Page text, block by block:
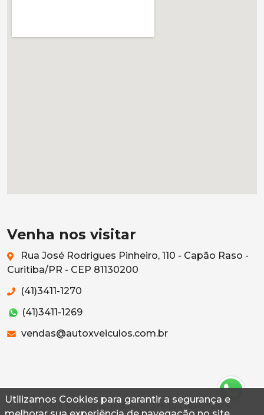
Utilizamos Cookies para garantir a segurança e
Venha nos visitar
Rua José Rodrigues Pinheiro, 110 - Capão Raso -
Curitiba/PR - CEP 81130200
(41)3411-1270
(41)3411-1269
vendas@autoxveiculos.com.br
© 2026 Autoconf. Todos os direitos reservados.